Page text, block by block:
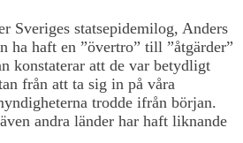
Sveriges statsepidemilog, Anders
ha haft en ”övertro” till ”åtgärder”
konstaterar att de var betydligt
från att ta sig in på våra
trodde ifrån början.
andra länder har haft liknande